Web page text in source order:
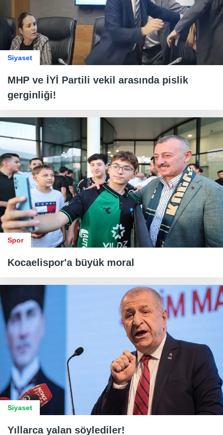
Siyaset
MHP ve İYİ Partili vekil arasında pislik
gerginliği!
Spor
Kocaelispor'a büyük moral
Siyaset
Yıllarca yalan söylediler!